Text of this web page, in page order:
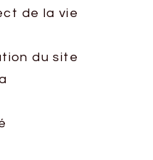
de la vie
du site